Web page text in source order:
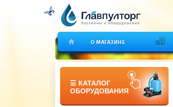
О МАГАЗИНЕ
☰ КАТАЛОГ
ОБОРУДОВАНИЯ